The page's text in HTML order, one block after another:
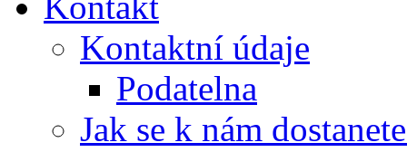
Kontaktní údaje
Podatelna
Jak se k nám